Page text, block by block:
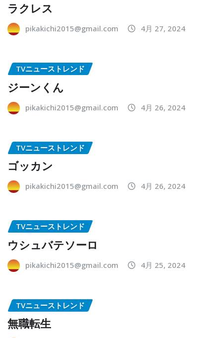
ラクレス
pikakichi2015@gmail.com 4月 27, 2024
TVニューストレンド
ジーンくん
pikakichi2015@gmail.com 4月 26, 2024
TVニューストレンド
ゴッカン
pikakichi2015@gmail.com 4月 26, 2024
TVニューストレンド
ウシュバテソーロ
pikakichi2015@gmail.com 4月 25, 2024
TVニューストレンド
無職転生